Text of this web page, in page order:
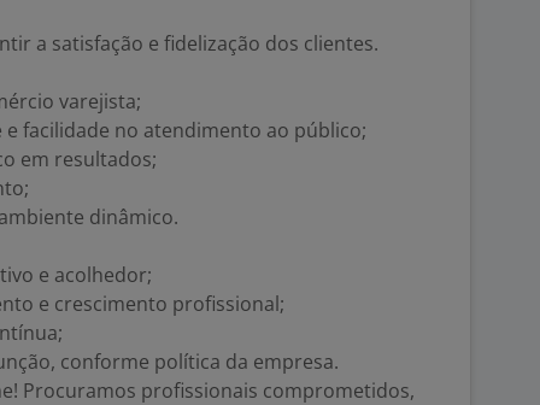
a satisfação e fidelização dos clientes.
varejista;
facilidade no atendimento ao público;
em resultados;
dinâmico.
e acolhedor;
e crescimento profissional;
conforme política da empresa.
Procuramos profissionais comprometidos,